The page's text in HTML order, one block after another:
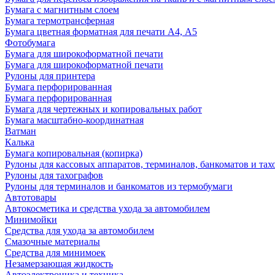
Бумага с магнитным слоем
Бумага термотрансферная
Бумага цветная форматная для печати А4, А5
Фотобумага
Бумага для широкоформатной печати
Бумага для широкоформатной печати
Рулоны для принтера
Бумага перфорированная
Бумага перфорированная
Бумага для чертежных и копировальных работ
Бумага масштабно-координатная
Ватман
Калька
Бумага копировальная (копирка)
Рулоны для кассовых аппаратов, терминалов, банкоматов и
Рулоны для тахографов
Рулоны для терминалов и банкоматов из термобумаги
Автотовары
Автокосметика и средства ухода за автомобилем
Минимойки
Средства для ухода за автомобилем
Смазочные материалы
Средства для минимоек
Незамерзающая жидкость